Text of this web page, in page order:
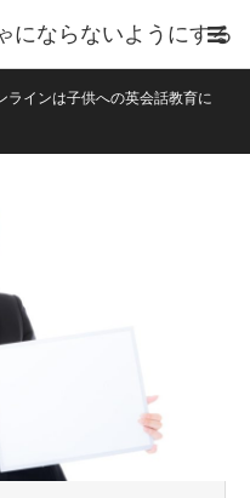
にならないようにする
ラインは子供への英会話教育に